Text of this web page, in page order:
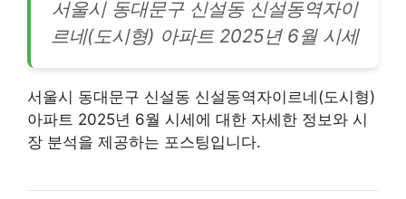
서울시 동대문구 신설동 신설동역자이
르네(도시형) 아파트 2025년 6월 시세
서울시 동대문구 신설동 신설동역자이르네(도시형)
아파트 2025년 6월 시세에 대한 자세한 정보와 시
장 분석을 제공하는 포스팅입니다.